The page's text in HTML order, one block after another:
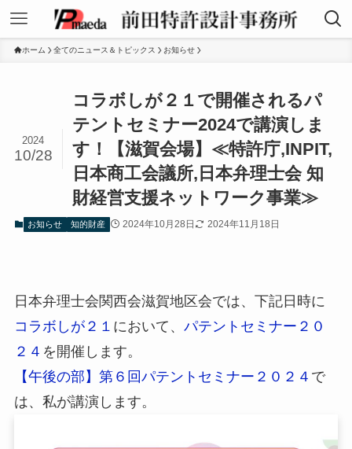
ホーム 全てのニュース＆トピックス お知らせ
コラボしが２１で開催されるパ
テントセミナー2024で講演しま
す！【滋賀会場】≪特許庁,INPIT,
日本商工会議所,日本弁理士会 知
財経営支援ネットワーク事業≫
2024
10/28
お知らせ 知的財産 2024年10月28日 2024年11月18日
日本弁理士会関西会滋賀地区会では、下記日時に
コラボしが２１ において、 パテントセミナー２０
２４ を開催します。
【午後の部】第６回パテントセミナー２０２４ で
は、私が講演します。